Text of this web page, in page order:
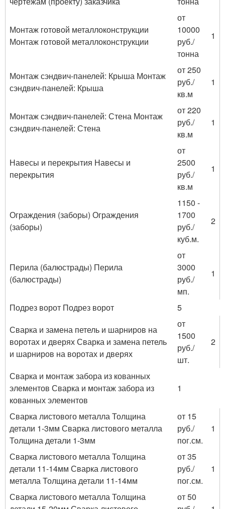
Монтаж готовой металлоконструкции
Монтаж готовой металлоконструкции
от
10000
руб./
тонна
1
Монтаж сэндвич-панелей: Крыша Монтаж
сэндвич-панелей: Крыша
от 250
руб./
кв.м
1
Монтаж сэндвич-панелей: Стена Монтаж
сэндвич-панелей: Стена
от 220
руб./
кв.м
1
Навесы и перекрытия Навесы и
перекрытия
от
2500
руб./
кв.м
1
Ограждения (заборы) Ограждения
(заборы)
1150 -
1700
руб./
куб.м.
2
Перила (балюстрады) Перила
(балюстрады)
от
3000
руб./
мп.
1
Подрез ворот Подрез ворот
5
Сварка и замена петель и шарниров на
воротах и дверях Сварка и замена петель
и шарниров на воротах и дверях
от
1500
руб./
шт.
2
Сварка и монтаж забора из кованных
элементов Сварка и монтаж забора из
кованных элементов
1
Сварка листового металла Толщина
детали 1-3мм Сварка листового металла
Толщина детали 1-3мм
от 15
руб./
пог.см.
1
Сварка листового металла Толщина
детали 11-14мм Сварка листового
металла Толщина детали 11-14мм
от 35
руб./
пог.см.
1
Сварка листового металла Толщина
от 50